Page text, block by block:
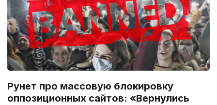
Рунет про массовую блокировку
оппозиционных сайтов: «Вернулись